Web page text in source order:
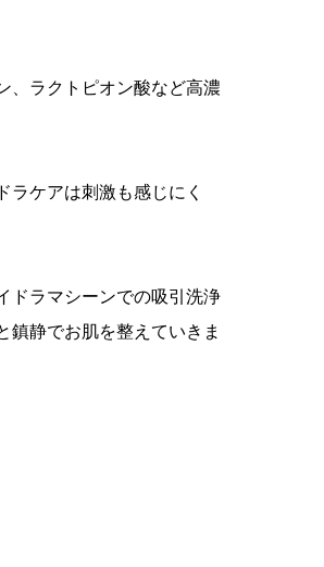
、ラクトピオン酸など高濃
ケアは刺激も感じにく
ドラマシーンでの吸引洗浄
鎮静でお肌を整えていきま